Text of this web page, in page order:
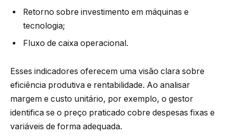
Retorno sobre investimento em máquinas e
tecnologia;
Fluxo de caixa operacional.
Esses indicadores oferecem uma visão clara sobre
eficiência produtiva e rentabilidade. Ao analisar
margem e custo unitário, por exemplo, o gestor
identifica se o preço praticado cobre despesas fixas e
variáveis de forma adequada.